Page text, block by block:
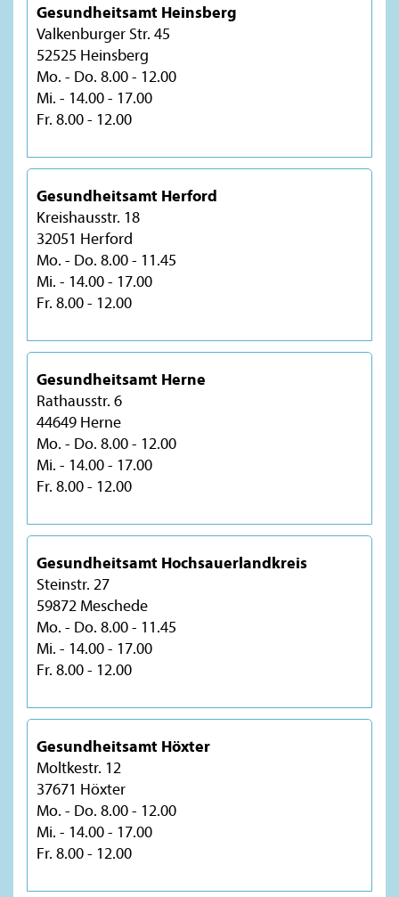
Gesundheitsamt Heinsberg
Valkenburger Str. 45
52525 Heinsberg
Mo. - Do. 8.00 - 12.00
Mi. - 14.00 - 17.00
Fr. 8.00 - 12.00
Gesundheitsamt Herford
Kreishausstr. 18
32051 Herford
Mo. - Do. 8.00 - 11.45
Mi. - 14.00 - 17.00
Fr. 8.00 - 12.00
Gesundheitsamt Herne
Rathausstr. 6
44649 Herne
Mo. - Do. 8.00 - 12.00
Mi. - 14.00 - 17.00
Fr. 8.00 - 12.00
Gesundheitsamt Hochsauerlandkreis
Steinstr. 27
59872 Meschede
Mo. - Do. 8.00 - 11.45
Mi. - 14.00 - 17.00
Fr. 8.00 - 12.00
Gesundheitsamt Höxter
Moltkestr. 12
37671 Höxter
Mo. - Do. 8.00 - 12.00
Mi. - 14.00 - 17.00
Fr. 8.00 - 12.00